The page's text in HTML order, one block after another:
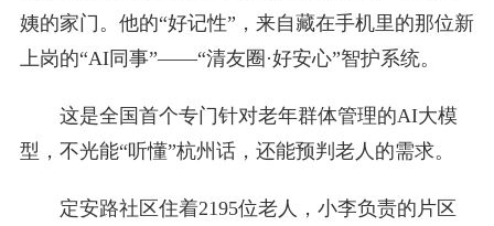
姨的家门。他的“好记性”，来自藏在手机里的那位新
上岗的“AI同事”——“清友圈·好安心”智护系统。
这是全国首个专门针对老年群体管理的AI大模
型，不光能“听懂”杭州话，还能预判老人的需求。
定安路社区住着2195位老人，小李负责的片区